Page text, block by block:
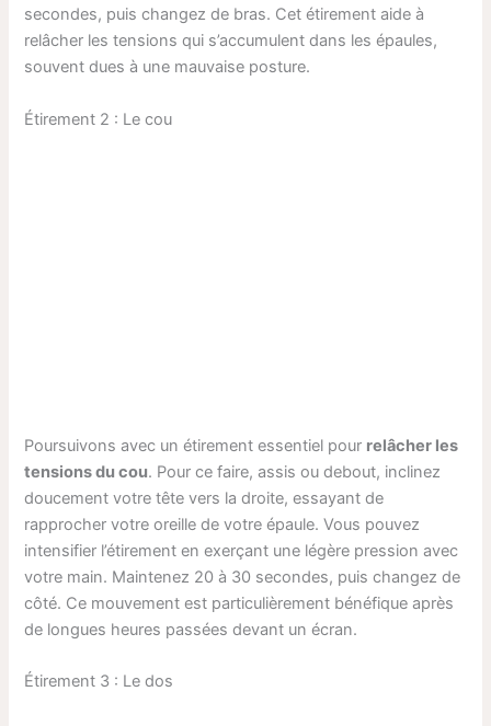
secondes, puis changez de bras. Cet étirement aide à
relâcher les tensions qui s’accumulent dans les épaules,
souvent dues à une mauvaise posture.
Étirement 2 : Le cou
Poursuivons avec un étirement essentiel pour relâcher les
tensions du cou. Pour ce faire, assis ou debout, inclinez
doucement votre tête vers la droite, essayant de
rapprocher votre oreille de votre épaule. Vous pouvez
intensifier l’étirement en exerçant une légère pression avec
votre main. Maintenez 20 à 30 secondes, puis changez de
côté. Ce mouvement est particulièrement bénéfique après
de longues heures passées devant un écran.
Étirement 3 : Le dos